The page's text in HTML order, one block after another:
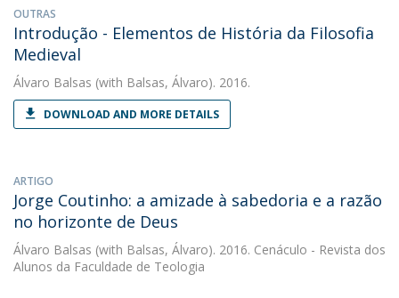
OUTRAS
Introdução - Elementos de História da Filosofia
Medieval
Álvaro Balsas (with Balsas, Álvaro). 2016.
DOWNLOAD AND MORE DETAILS
ARTIGO
Jorge Coutinho: a amizade à sabedoria e a razão
no horizonte de Deus
Álvaro Balsas (with Balsas, Álvaro). 2016. Cenáculo - Revista dos
Alunos da Faculdade de Teologia